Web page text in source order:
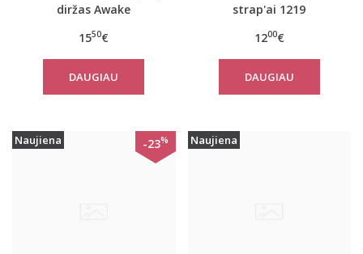
diržas Awake
1550€
DAUGIAU
strap'ai 1219
1200€
DAUGIAU
Naujiena -23% Naujiena